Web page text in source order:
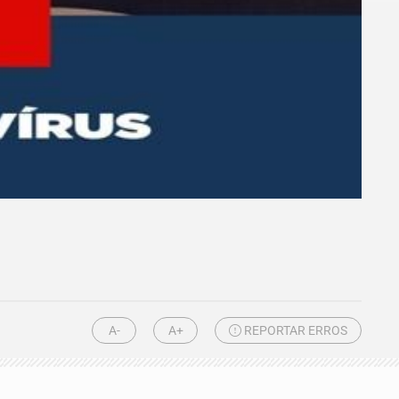
A- A+ REPORTAR ERROS